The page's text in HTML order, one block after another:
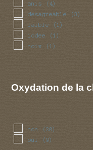
anis (4)
desagreable (3)
faible (1)
iodee (1)
noix (1)
Oxydation de la
non (20)
oui (9)